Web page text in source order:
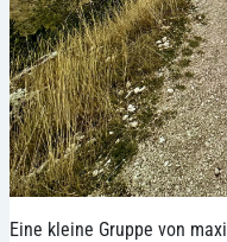
Eine kleine Gruppe von